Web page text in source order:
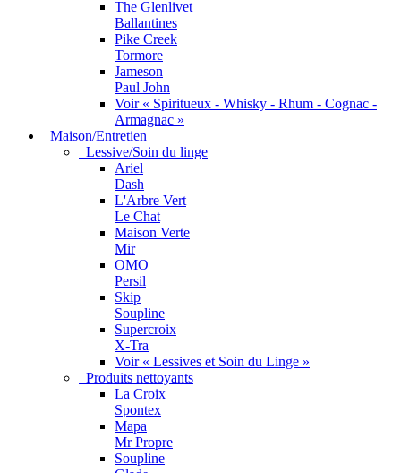
The Glenlivet
Ballantines
Pike Creek
Tormore
Jameson
Paul John
Voir « Spiritueux - Whisky - Rhum - Cognac -
Armagnac »
Maison/Entretien
Lessive/Soin du linge
Ariel
Dash
L'Arbre Vert
Le Chat
Maison Verte
Mir
OMO
Persil
Skip
Soupline
Supercroix
X-Tra
Voir « Lessives et Soin du Linge »
Produits nettoyants
La Croix
Spontex
Mapa
Mr Propre
Soupline